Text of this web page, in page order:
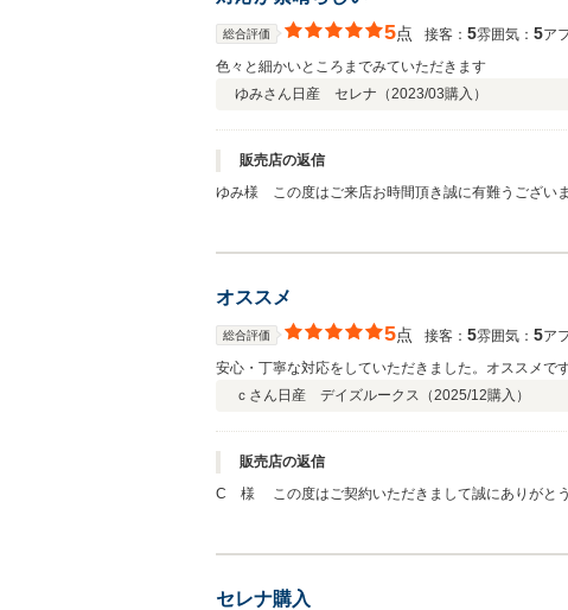
総合評価 5点 接客： 5雰囲気： 5ア
色々と細かいところまでみていただきます
ゆみさん 日産 セレナ（2023/03購入）
販売店の返信
ゆみ様 この度はご来店お時間頂き誠に有難うござい
オススメ
総合評価 5点 接客： 5雰囲気： 5ア
安心・丁寧な対応をしていただきました。オススメで
ｃさん 日産 デイズルークス（2025/12購入）
販売店の返信
C 様 この度はご契約いただきまして誠にありがとうございました。また、本日は中古車１ヶ月点検をご入庫いただき重ねてお礼申し上げます。 お車をお使いになられてご不明な
セレナ購入